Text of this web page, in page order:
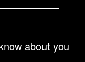
about you